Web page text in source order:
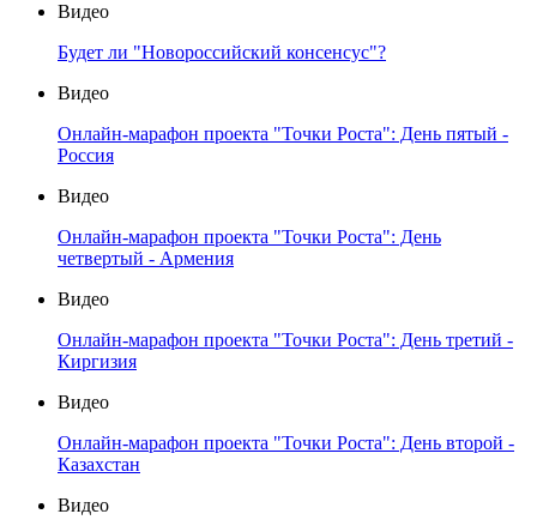
Видео
Будет ли "Новороссийский консенсус"?
Видео
Онлайн-марафон проекта "Точки Роста": День пятый -
Россия
Видео
Онлайн-марафон проекта "Точки Роста": День
четвертый - Армения
Видео
Онлайн-марафон проекта "Точки Роста": День третий -
Киргизия
Видео
Онлайн-марафон проекта "Точки Роста": День второй -
Казахстан
Видео